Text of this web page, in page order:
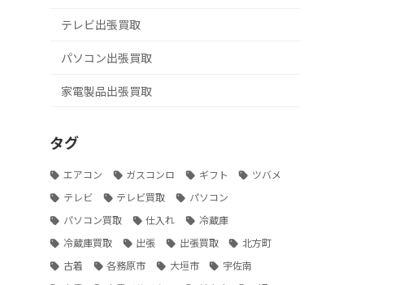
テレビ出張買取
パソコン出張買取
家電製品出張買取
タグ
エアコン ガスコンロ ギフト
ツバメ
テレビ
テレビ買取
パソコン
パソコン買取
仕入れ
冷蔵庫
冷蔵庫買取
出張 出張買取
北方町
古着
各務原市 大垣市
宇佐南